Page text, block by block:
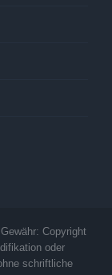
Copyright
oder
schriftliche